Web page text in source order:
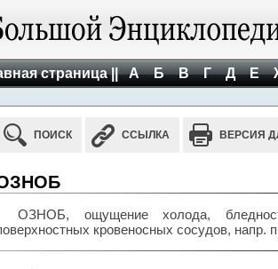
страница || А Б В Г Д Е
ПОИСК ССЫЛКА ВЕРСИЯ
ОЗНОБ, ощущение холода,
кровеносных сосудов, напр.